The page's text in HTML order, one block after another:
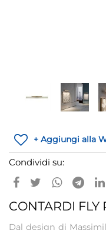
+ Aggiungi alla
Condividi su:
CONTARDI FLY
Dal design di